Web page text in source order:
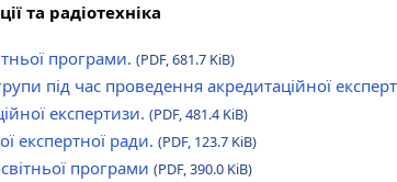
та радіотехніка
програми. (PDF, 681.7 KiB)
під час проведення акредитаційної
експертизи. (PDF, 481.4 KiB)
експертної ради. (PDF, 123.7 KiB)
програми (PDF, 390.0 KiB)